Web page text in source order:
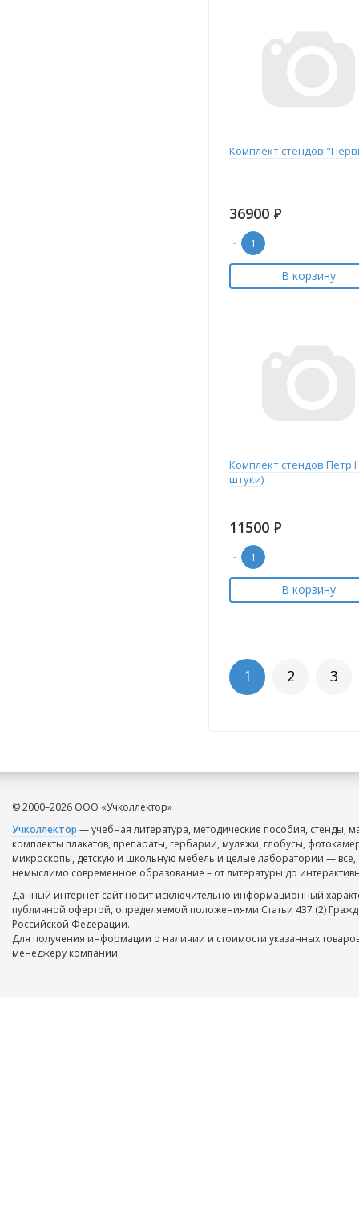
Комплект стендов
36900 Р
-
В корзину
Комплект стендов Петр I
штуки)
11500 Р
-
В корзину
1 2 3
© 2000–2026 ООО «Учколлектор»
Учколлектор — учебная литература, методические пособия, стенды,
комплекты плакатов, препараты, гербарии, муляжи, глобусы,
микроскопы, детскую и школьную мебель и целые лаборатории — все,
немыслимо современное образование – от литературы до
Данный интернет-сайт носит исключительно информационный
публичной офертой, определяемой положениями Статьи 437 (2)
Российской Федерации.
Для получения информации о наличии и стоимости указанных
менеджеру компании.